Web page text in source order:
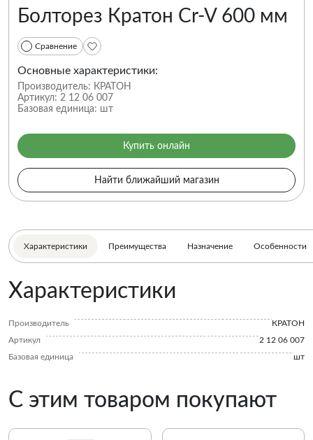
Болторез Кратон Cr-V 600 мм
Сравнение
Основные характеристики:
Производитель: КРАТОН
Артикул: 2 12 06 007
Базовая единица: шт
Купить онлайн
Найти ближайший магазин
Характеристики Преимущества Назначение Особенности
Характеристики
Производитель
КРАТОН
Артикул
2 12 06 007
Базовая единица
шт
С этим товаром покупают